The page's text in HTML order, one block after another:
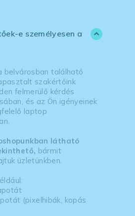
e személyesen a
belvárosban található
szakértőink
felmerülő kérdés
és az Ön igényeinek
laptop
látható
bármit
üzletünkben.
(pixelhibák, kopás